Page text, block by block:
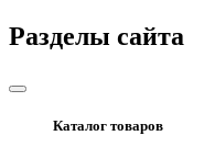
Разделы сайта
Каталог товаров